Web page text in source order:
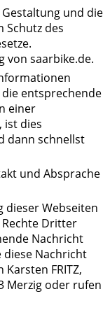
und die
Schutz des
von saarbike.de.
entsprechende
einer
ist dies
dann schnellst
und Absprache
dieser Webseiten
Dritter
Nachricht
diese Nachricht
FRITZ,
Merzig oder rufen